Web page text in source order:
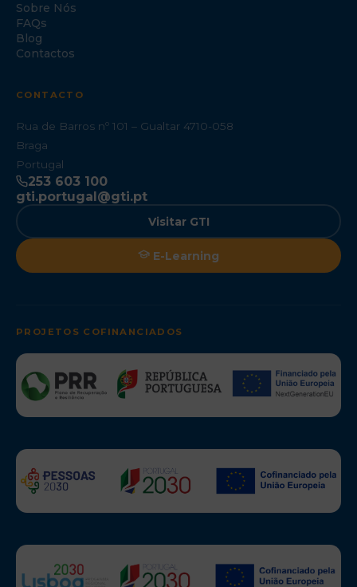
Sobre Nós
FAQs
Blog
Contactos
CONTACTO
Rua de Barros nº 101 – Gualtar 4710-058
Braga
Portugal
253 603 100
gti.portugal@gti.pt
Visitar GTI
E-Learning
PROJETOS COFINANCIADOS